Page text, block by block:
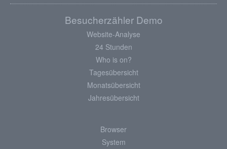
Besucherzähler Demo
Website-Analyse
24 Stunden
Who is on?
Tagesübersicht
Monatsübersicht
Jahresübersicht
Browser
System